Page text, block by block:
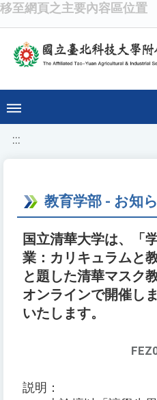
移至網頁之主要內容區位置
:::
教育学部 - お知
国立清華大学は、「
業：カリキュラムと
と題した清華マスク
オンラインで開催し
いたします。
説明：